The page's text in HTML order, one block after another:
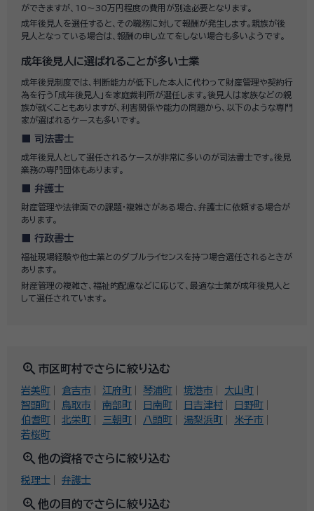
ができますが、10〜30万円程度の費用が別途必要となります。
成年後見人を選任すると、その職務に対して報酬が発生します。親族が後
見人となっている場合は、報酬の申し立てをしない場合も多いようです。
成年後見人に選ばれることが多い士業
成年後見制度では、判断能力が低下した本人に代わって財産管理や契約行
為を行う「成年後見人」を家庭裁判所が選任します。後見人は家族などの親
族が就くこともありますが、利害関係や能力の問題から、以下のような専門
家が選ばれるケースも多いです。
司法書士
成年後見人として選任されるケースが非常に多いのが司法書士です。後見
業務の専門団体もあります。
弁護士
財産管理や法律面での課題・複雑さがある場合、弁護士に依頼する場合が
あります。
行政書士
福祉現場経験や他士業とのダブルライセンスを持つ場合選任されるときが
あります。
財産管理の複雑さ、福祉的配慮などに応じて、最適な士業が成年後見人と
して選任されています。
zoom_in 市区町村でさらに絞り込む
岩美町 倉吉市 江府町 琴浦町 境港市
大山町
智頭町
鳥取市 南部町 日南町 日吉津村
日野町
伯耆町
北栄町 三朝町 八頭町 湯梨浜町
米子市
若桜町
zoom_in 他の資格でさらに絞り込む
税理士 弁護士
zoom_in 他の目的でさらに絞り込む